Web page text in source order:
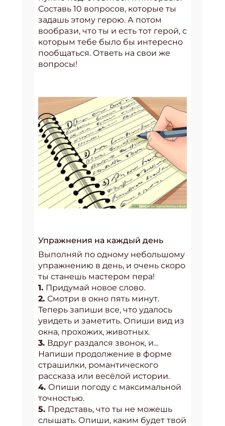
Составь 10 вопросов, которые ты
задашь этому герою. А потом
вообрази, что ты и есть тот герой, с
которым тебе было бы интересно
пообщаться. Ответь на свои же
вопросы!
Упражнения на каждый день
Выполняй по одному небольшому
упражнению в день, и очень скоро
ты станешь мастером пера!
1. Придумай новое слово.
2. Смотри в окно пять минут.
Теперь запиши все, что удалось
увидеть и заметить. Опиши вид из
окна, прохожих, животных.
3. Вдруг раздался звонок, и...
Напиши продолжение в форме
страшилки, романтического
рассказа или весёлой истории.
4. Опиши погоду с максимальной
точностью.
5. Представь, что ты не можешь
слышать. Опиши, каким будет твой